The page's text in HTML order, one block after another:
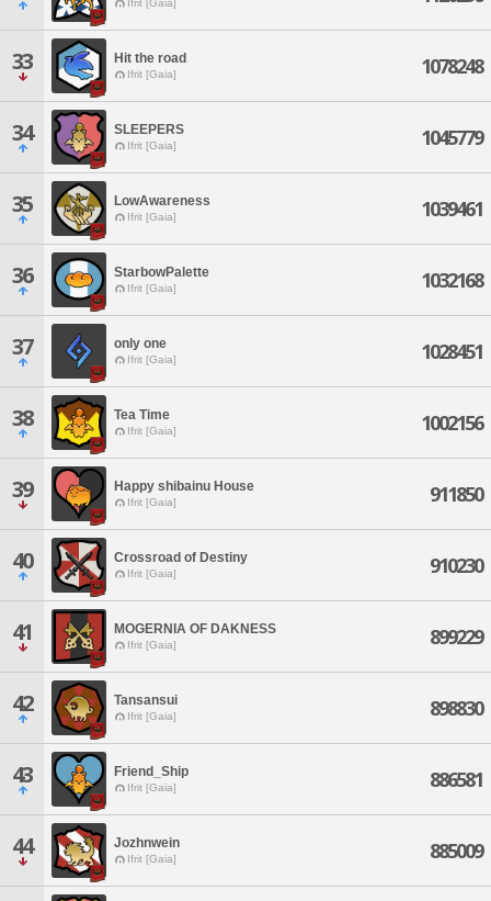
Ifrit [Gaia]
33 Hit the road
Ifrit [Gaia] 1078248
34 SLEEPERS
Ifrit [Gaia] 1045779
35 LowAwareness
Ifrit [Gaia] 1039461
36 StarbowPalette
Ifrit [Gaia] 1032168
37 only one
Ifrit [Gaia] 1028451
38 Tea Time
Ifrit [Gaia] 1002156
39 Happy shibainu House
Ifrit [Gaia] 911850
40 Crossroad of Destiny
Ifrit [Gaia] 910230
41 MOGERNIA OF DAKNESS
Ifrit [Gaia] 899229
42 Tansansui
Ifrit [Gaia] 898830
43 Friend_Ship
Ifrit [Gaia] 886581
44 Jozhnwein
Ifrit [Gaia] 885009